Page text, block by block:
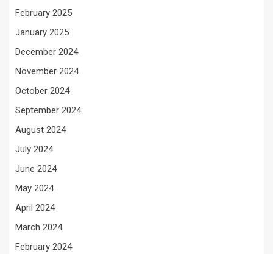
February 2025
January 2025
December 2024
November 2024
October 2024
September 2024
August 2024
July 2024
June 2024
May 2024
April 2024
March 2024
February 2024